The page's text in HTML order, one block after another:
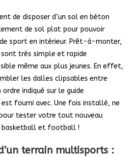
de disposer d’un sol en béton
de sol plat pour pouvoir
sport en intérieur. Prêt-à-monter,
très simple et rapide
même aux plus jeunes. En effet,
les dalles clipsables entre
indiqué sur le guide
fourni avec. Une fois installé, ne
tester votre tout nouveau
et football !
terrain multisports :